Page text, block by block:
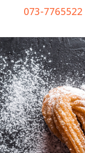
073-7765522